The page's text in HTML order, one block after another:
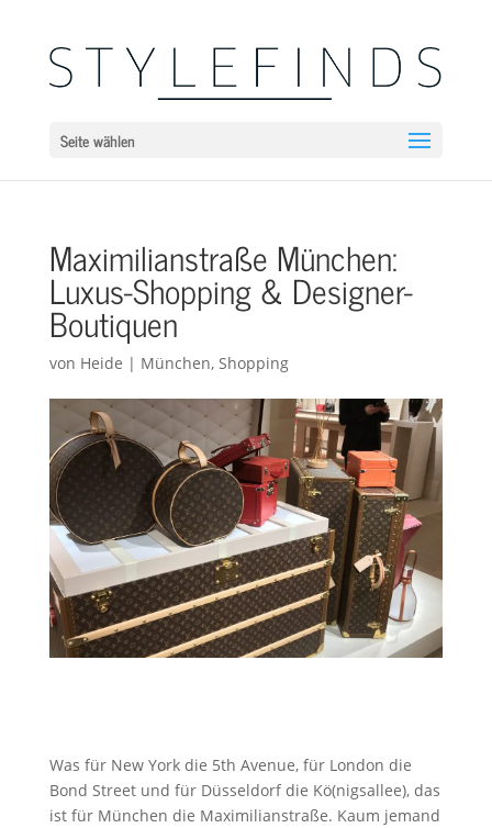
Seite wählen
Maximilianstraße München:
Luxus-Shopping & Designer-
Boutiquen
von Heide | München, Shopping
Was für New York die 5th Avenue, für London die
Bond Street und für Düsseldorf die Kö(nigsallee), das
ist für München die Maximilianstraße. Kaum jemand